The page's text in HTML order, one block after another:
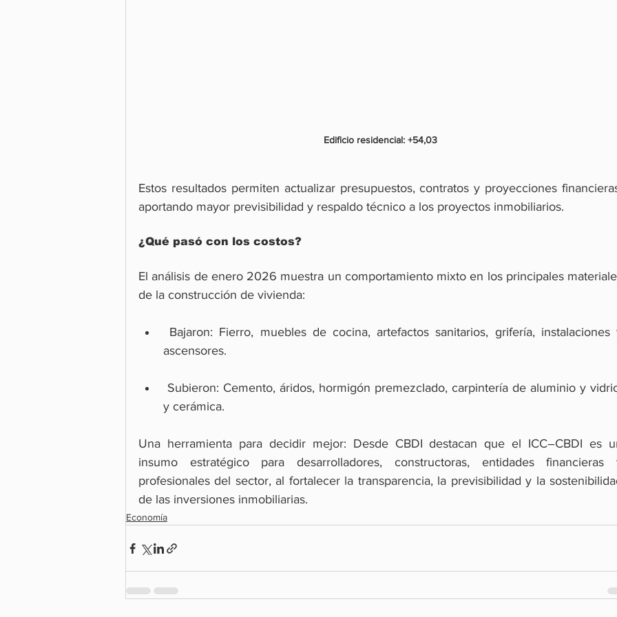
Edificio residencial: +54,03
Estos resultados permiten actualizar presupuestos, contratos y proyecciones
aportando mayor previsibilidad y respaldo técnico a los proyectos inmobiliarios.
¿Qué pasó con los costos?
El análisis de enero 2026 muestra un comportamiento mixto en los principales
de la construcción de vivienda:
Bajaron: Fierro, muebles de cocina, artefactos sanitarios, grifería, instalaciones
ascensores.
Subieron: Cemento, áridos, hormigón premezclado, carpintería de aluminio y
y cerámica.
Una herramienta para decidir mejor: Desde CBDI destacan que el ICC–CBDI es
insumo estratégico para desarrolladores, constructoras, entidades financieras
profesionales del sector, al fortalecer la transparencia, la previsibilidad y la
de las inversiones inmobiliarias.
Economía